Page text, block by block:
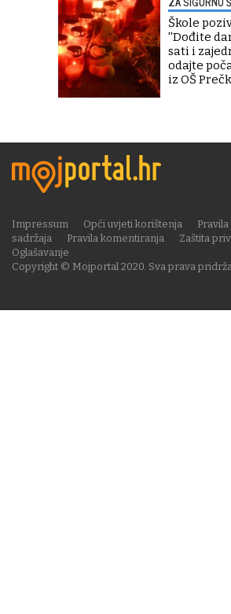
Škole
''Dođite
sati i
odajte
iz OŠ
Copyright © Mojportal 2020. Sva prava
Impressum Opći uvjeti korištenja
sadržaja
Pravila komentiranja Zaštita
Oglašavanje